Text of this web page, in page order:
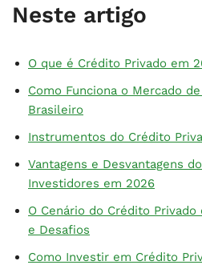
Neste artigo
O que é Crédito Privado em
Como Funciona o Mercado
Brasileiro
Instrumentos do Crédito
Vantagens e Desvantagens
Investidores em 2026
O Cenário do Crédito
e Desafios
Como Investir em Crédito